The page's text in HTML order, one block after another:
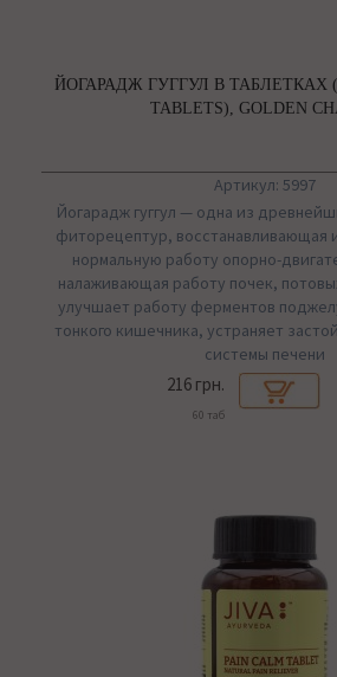
ЙОГАРАДЖ ГУГГУЛ В ТАБЛЕТКАХ
TABLETS), GOLDEN
Артикул: 5997
Йогарадж гуггул — одна из
фиторецептур, восстанавливающая
нормальную работу опорно-
налаживающая работу почек,
улучшает работу ферментов
тонкого кишечника, устраняет
системы печени
216 грн.
60 таб